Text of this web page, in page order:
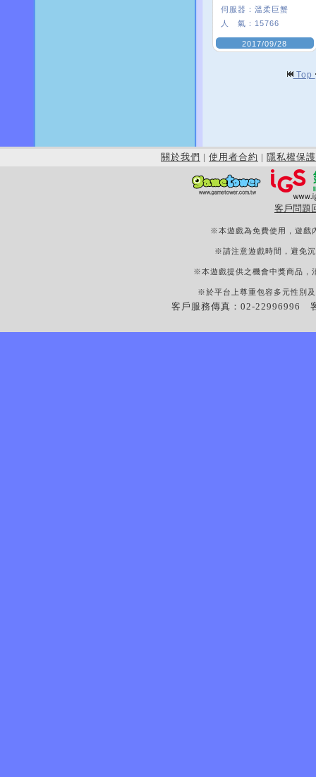
伺服器： 溫柔巨蟹
人 氣： 15766
2017/09/28
Top
關於我們 | 使用者合約 | 隱私權保護
客戶問題
※本遊戲為免費使用，遊戲
※請注意遊戲時間，避免
※本遊戲提供之機會中獎商品，
※於平台上尊重包容多元性別
客戶服務傳真：02-22996996